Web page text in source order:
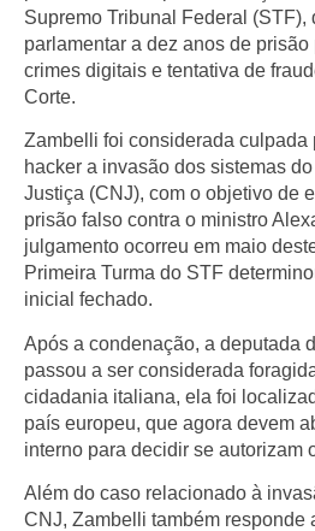
Supremo Tribunal Federal (STF),
parlamentar a dez anos de
crimes digitais e tentativa de
Corte.
Zambelli foi considerada culpada
hacker a invasão dos sistemas
Justiça (CNJ), com o objetivo de
prisão falso contra o ministro
julgamento ocorreu em maio
Primeira Turma do STF
inicial fechado.
Após a condenação, a deputada
passou a ser considerada
cidadania italiana, ela foi
país europeu, que agora devem
interno para decidir se autorizam
Além do caso relacionado à
CNJ, Zambelli também responde